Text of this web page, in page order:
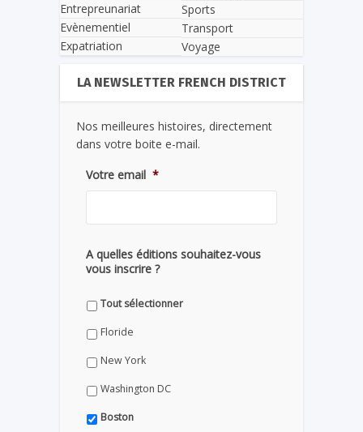
Entrepreunariat
Evènementiel
Expatriation
Sports
Transport
Voyage
LA NEWSLETTER FRENCH DISTRICT
Nos meilleures histoires, directement
dans votre boite e-mail.
Votre email *
A quelles éditions souhaitez-vous
vous inscrire ?
Tout sélectionner
Floride
New York
Washington DC
Boston